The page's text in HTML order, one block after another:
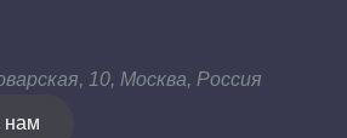
10, Москва, Россия
нам